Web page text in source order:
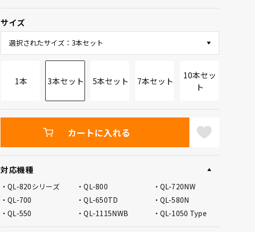
対応機種
QL-820シリーズ QL-800
QL-720NW
QL-700
QL-650TD
QL-580N
QL-550
QL-1115NWB QL-1050 Type
サイズ
選択されたサイズ：3本セット
1本 3本セット 5本セット 7本セット
10本セッ
ト
カートに入れる